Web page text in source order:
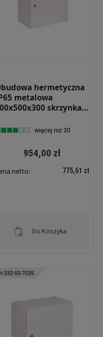
hermetyczna
metalowa
skrzynka
więcej niż 30
954,00 zł
netto: 775,61 zł
Do Koszyka
332-SS-7035